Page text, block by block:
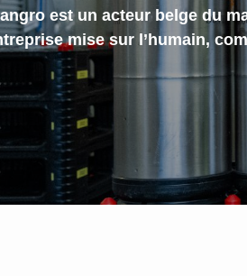
est un acteur belge du
mise sur l’humain,